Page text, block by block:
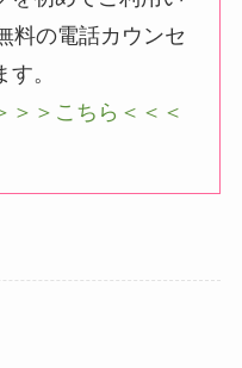
料の電話カウンセ
。
＞＞こちら＜＜＜